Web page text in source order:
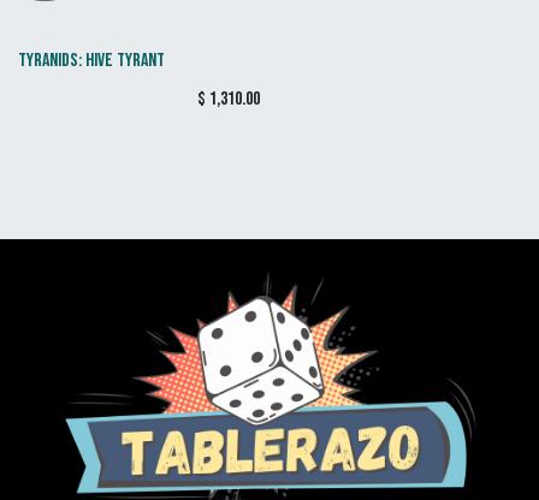
TYRANIDS: HIVE TYRANT
$ 1,310.00